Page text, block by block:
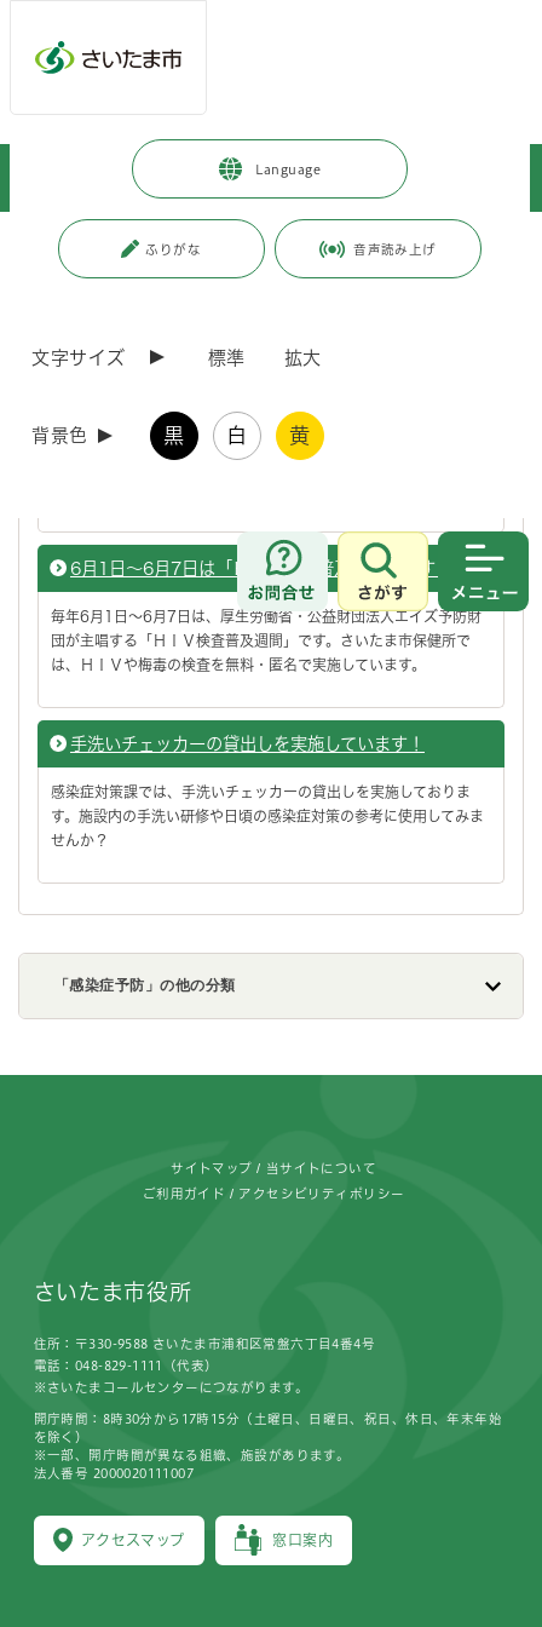
Language
ふりがな 音声読み上げ
文字サイズ 標準 拡大
背景色 黒 白 黄
お問合せ
さがす
健康・医療・福祉 > 健康・医療
インフルエンザ・感染症
ページ番号：J007486
ン」を実施します！
性感染症に関する正しい知識やその予防等について、広く市民の皆
6月1日～6月7日は「ＨＩＶ検査普及週間」です！
毎年6月1日～6月7日は、厚生労働省・公益財団法人エイズ予防財
団が主唱する「ＨＩＶ検査普及週間」です。さいたま市保健所で
は、ＨＩＶや梅毒の検査を無料・匿名で実施しています。
手洗いチェッカーの貸出しを実施しています！
感染症対策課では、手洗いチェッカーの貸出しを実施しておりま
す。施設内の手洗い研修や日頃の感染症対策の参考に使用してみま
せんか？
「感染症予防」の他の分類
サイトマップ 当サイトについて
ご利用ガイド アクセシビリティポリシー
さいたま市役所
住所：〒330-9588 さいたま市浦和区常盤六丁目4番4号
電話：048-829-1111（代表）
※さいたまコールセンターにつながります。
アクセスマップ 窓口案内
開庁時間：8時30分から17時15分（土曜日、日曜日、祝日、休日、年末年始
を除く）
※一部、開庁時間が異なる組織、施設があります。
法人番号 2000020111007